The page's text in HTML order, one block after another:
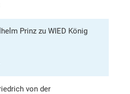
Prinz zu WIED König
von der